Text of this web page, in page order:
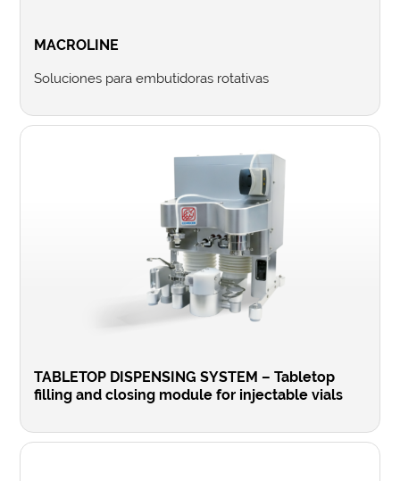
MACROLINE
Soluciones para embutidoras rotativas
TABLETOP DISPENSING SYSTEM – Tabletop
filling and closing module for injectable vials